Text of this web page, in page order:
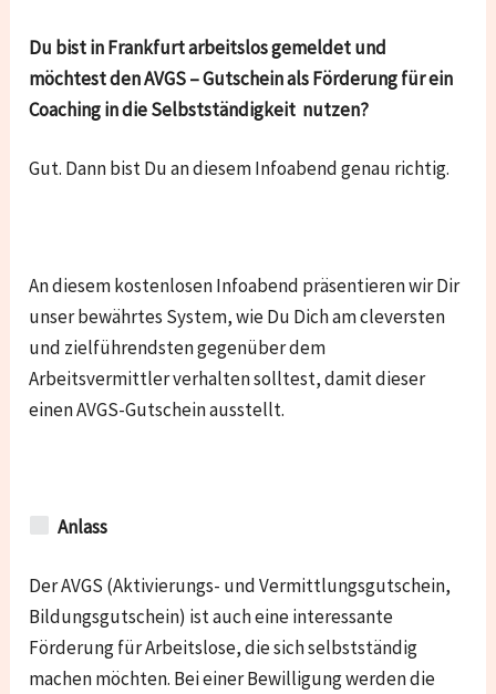
Du bist in Frankfurt arbeitslos gemeldet und
möchtest den AVGS – Gutschein als Förderung für ein
Coaching in die Selbstständigkeit nutzen?
Gut. Dann bist Du an diesem Infoabend genau richtig.
An diesem kostenlosen Infoabend präsentieren wir Dir
unser bewährtes System, wie Du Dich am cleversten
und zielführendsten gegenüber dem
Arbeitsvermittler verhalten solltest, damit dieser
einen AVGS-Gutschein ausstellt.
Anlass
Der AVGS (Aktivierungs- und Vermittlungsgutschein,
Bildungsgutschein) ist auch eine interessante
Förderung für Arbeitslose, die sich selbstständig
machen möchten. Bei einer Bewilligung werden die